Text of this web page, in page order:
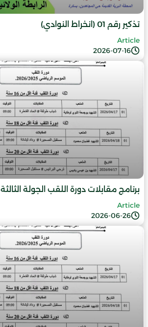
تذكير رقم 01 (انخراط النوادي)
2026-07-16
Article
برنامج مقابلات دورة اللقب الجولة الثالثة
2026-06-26
Article